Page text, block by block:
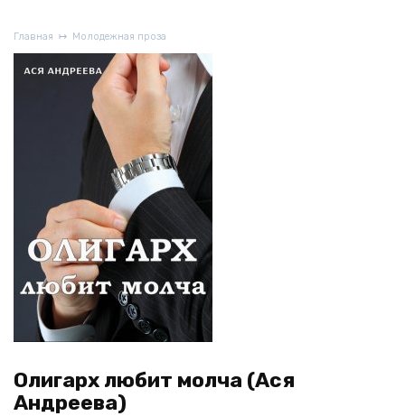
Главная Молодежная проза
Олигарх любит молча (Ася
Андреева)